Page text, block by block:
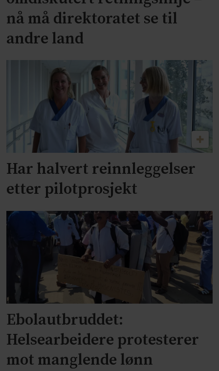
nå må direktoratet se til
andre land
Har halvert reinnleggelser
etter pilotprosjekt
Ebolautbruddet:
Helsearbeidere protesterer
mot manglende lønn